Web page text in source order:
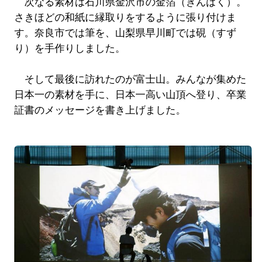
次なる素材は石川県金沢市の金箔（きんぱく）。
さきほどの和紙に縁取りをするように張り付けま
す。奈良市では筆を、山梨県早川町では硯（すず
り）を手作りしました。
そして最後に訪れたのが富士山。みんなが集めた
日本一の素材を手に、日本一高い山頂へ登り、卒業
証書のメッセージを書き上げました。